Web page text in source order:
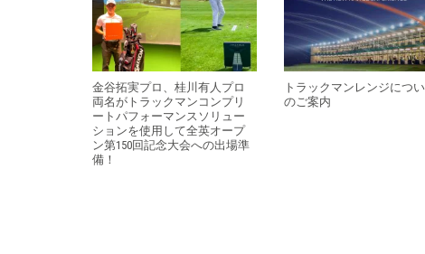
金谷拓実プロ、桂川有人プロ
両名がトラックマンコンプリ
ートパフォーマンスソリュー
ションを使用して全英オープ
ン第150回記念大会への出場準
備！
トラックマンレンジにつ
のご案内